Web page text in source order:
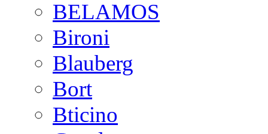
BELAMOS
Bironi
Blauberg
Bort
Bticino